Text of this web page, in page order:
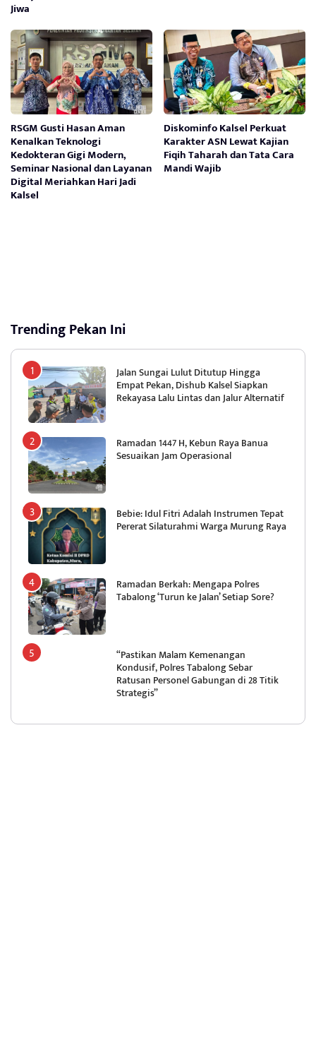
Jiwa
RSGM Gusti Hasan Aman
Kenalkan Teknologi
Kedokteran Gigi Modern,
Seminar Nasional dan Layanan
Digital Meriahkan Hari Jadi
Kalsel
Diskominfo Kalsel Perkuat
Karakter ASN Lewat Kajian
Fiqih Taharah dan Tata Cara
Mandi Wajib
Trending Pekan Ini
Jalan Sungai Lulut Ditutup Hingga
Empat Pekan, Dishub Kalsel Siapkan
Rekayasa Lalu Lintas dan Jalur Alternatif
Ramadan 1447 H, Kebun Raya Banua
Sesuaikan Jam Operasional
Bebie: Idul Fitri Adalah Instrumen Tepat
Pererat Silaturahmi Warga Murung Raya
Ramadan Berkah: Mengapa Polres
Tabalong ‘Turun ke Jalan’ Setiap Sore?
“Pastikan Malam Kemenangan
Kondusif, Polres Tabalong Sebar
Ratusan Personel Gabungan di 28 Titik
Strategis”